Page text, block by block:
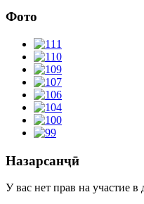
Фото
Назарсанҷӣ
У вас нет прав на участие в